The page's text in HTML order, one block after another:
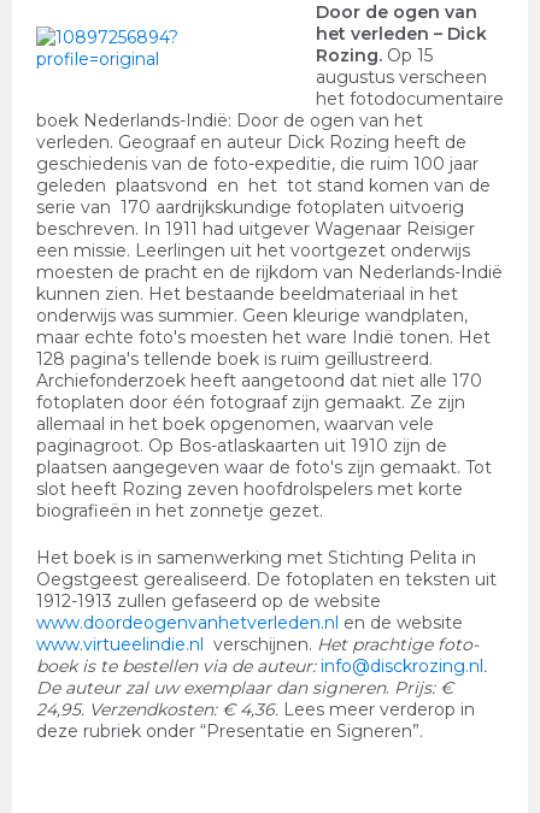
Door de ogen van
het verleden – Dick
Rozing. Op 15
augustus verscheen
het fotodocumentaire
boek Nederlands-Indië: Door de ogen van het
verleden. Geograaf en auteur Dick Rozing heeft de
geschiedenis van de foto-expeditie, die ruim 100 jaar
geleden plaatsvond en het tot stand komen van de
serie van 170 aardrijkskundige fotoplaten uitvoerig
beschreven. In 1911 had uitgever Wagenaar Reisiger
een missie. Leerlingen uit het voortgezet onderwijs
moesten de pracht en de rijkdom van Nederlands-Indië
kunnen zien. Het bestaande beeldmateriaal in het
onderwijs was summier. Geen kleurige wandplaten,
maar echte foto's moesten het ware Indië tonen. Het
128 pagina's tellende boek is ruim geïllustreerd.
Archiefonderzoek heeft aangetoond dat niet alle 170
fotoplaten door één fotograaf zijn gemaakt. Ze zijn
allemaal in het boek opgenomen, waarvan vele
paginagroot. Op Bos-atlaskaarten uit 1910 zijn de
plaatsen aangegeven waar de foto's zijn gemaakt. Tot
slot heeft Rozing zeven hoofdrolspelers met korte
biografieën in het zonnetje gezet.
Het boek is in samenwerking met Stichting Pelita in
Oegstgeest gerealiseerd. De fotoplaten en teksten uit
1912-1913 zullen gefaseerd op de website
www.doordeogenvanhetverleden.nl en de website
www.virtueelindie.nl
verschijnen. Het prachtige foto-
boek is te bestellen via de auteur: info@disckrozing.nl .
De auteur zal uw exemplaar dan signeren. Prijs: €
24,95. Verzendkosten: € 4,36. Lees meer verderop in
deze rubriek onder “Presentatie en Signeren”.